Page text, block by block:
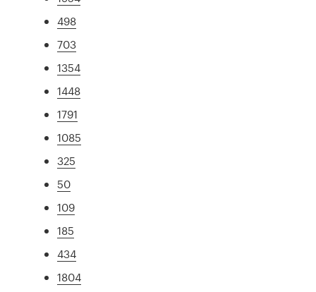
498
703
1354
1448
1791
1085
325
50
109
185
434
1804